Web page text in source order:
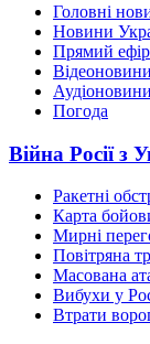
Головні
Новини
Прямий ефір
Відеоновини
Аудіоновини
Погода
Війна Росії з
Ракетні
Карта
Мирні
Повітряна
Масована
Вибухи у
Втрати